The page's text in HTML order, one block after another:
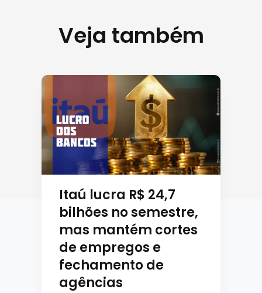
Veja também
Itaú lucra R$ 24,7
bilhões no semestre,
mas mantém cortes
de empregos e
fechamento de
agências